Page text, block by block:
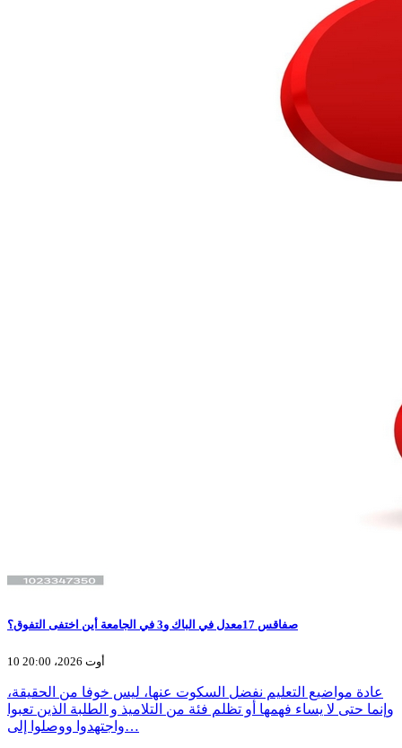
صفاقس 17معدل في الباك و3 في الجامعة أين اختفى التفوق؟
10 أوت 2026، 20:00
عادة مواضيع التعليم نفضل السكوت عنها، ليس خوفا من الحقيقة،
وإنما حتى لا يساء فهمها أو تظلم فئة من التلاميذ و الطلبة الذين تعبوا
واجتهدوا ووصلوا إلى…